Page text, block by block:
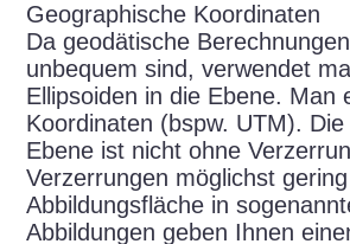
Geographische Koordinaten
Da geodätische
unbequem sind, verwendet
Ellipsoiden in die Ebene. Man
Koordinaten (bspw. UTM).
Ebene ist nicht ohne
Verzerrungen möglichst
Abbildungsfläche in
Abbildungen geben Ihnen